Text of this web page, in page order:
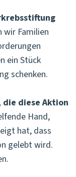
wir Familien
ein Stück
schenken.
die diese Aktion
Hand,
hat, dass
gelebt wird.